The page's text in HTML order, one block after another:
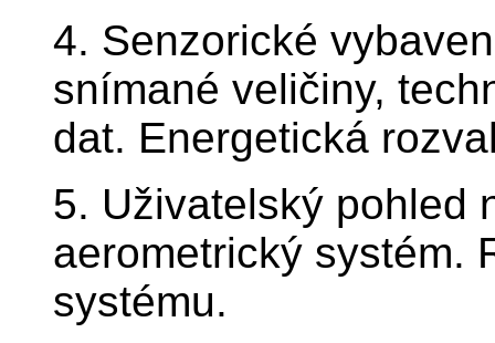
4. Senzorické
snímané veličiny,
dat. Energetická
5. Uživatelský pohled
aerometrický systém.
systému.